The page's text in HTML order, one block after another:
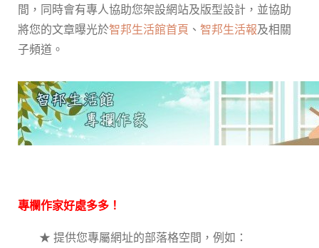
間，同時會有專人協助您架設網站及版型設計，並協助
將您的文章曝光於智邦生活館首頁 、 智邦生活報及相關
子頻道。
專欄作家好處多多！
★ 提供您專屬網址的部落格空間，例如：